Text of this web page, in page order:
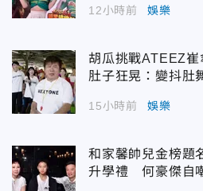
12小時前 娛樂
胡瓜挑戰ATEEZ
肚子狂晃：變抖肚
15小時前 娛樂
和家馨帥兒金榜題
升學禮 何豪傑自